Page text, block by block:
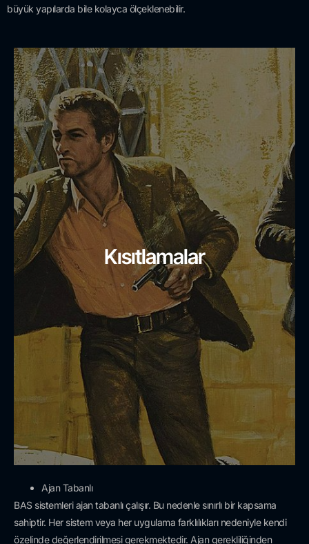
büyük yapılarda bile kolayca ölçeklenebilir.
Kısıtlamalar
Ajan Tabanlı
BAS sistemleri ajan tabanlı çalışır. Bu nedenle sınırlı bir kapsama
sahiptir. Her sistem veya her uygulama farklılıkları nedeniyle kendi
özelinde değerlendirilmesi gerekmektedir. Ajan gerekliliğinden